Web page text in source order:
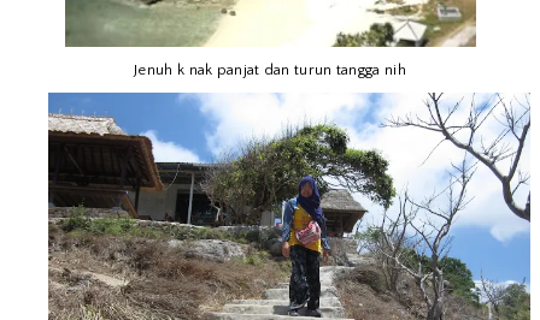
Jenuh k nak panjat dan turun tangga nih